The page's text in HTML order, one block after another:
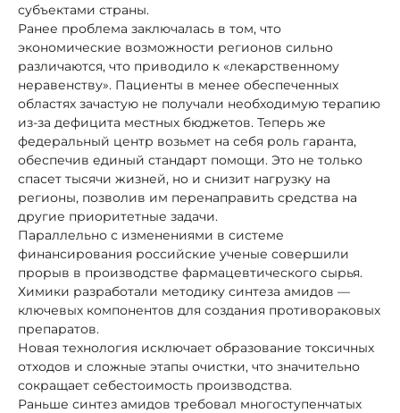
субъектами страны.
Ранее проблема заключалась в том, что
экономические возможности регионов сильно
различаются, что приводило к «лекарственному
неравенству». Пациенты в менее обеспеченных
областях зачастую не получали необходимую терапию
из-за дефицита местных бюджетов. Теперь же
федеральный центр возьмет на себя роль гаранта,
обеспечив единый стандарт помощи. Это не только
спасет тысячи жизней, но и снизит нагрузку на
регионы, позволив им перенаправить средства на
другие приоритетные задачи.
Параллельно с изменениями в системе
финансирования российские ученые совершили
прорыв в производстве фармацевтического сырья.
Химики разработали методику синтеза амидов —
ключевых компонентов для создания противораковых
препаратов.
Новая технология исключает образование токсичных
отходов и сложные этапы очистки, что значительно
сокращает себестоимость производства.
Раньше синтез амидов требовал многоступенчатых